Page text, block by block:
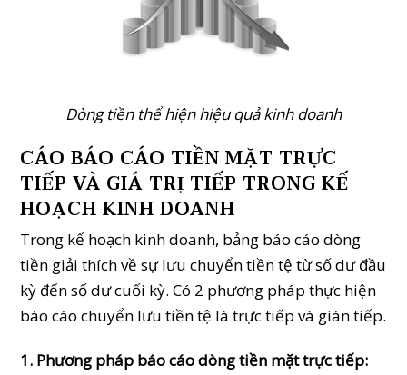
Dòng tiền thể hiện hiệu quả kinh doanh
CÁO BÁO CÁO TIỀN MẶT TRỰC
TIẾP VÀ GIÁ TRỊ TIẾP TRONG KẾ
HOẠCH KINH DOANH
Trong kế hoạch kinh doanh, bảng báo cáo dòng
tiền giải thích về sự lưu chuyển tiền tệ từ số dư đầu
kỳ đến số dư cuối kỳ. Có 2 phương pháp thực hiện
báo cáo chuyển lưu tiền tệ là trực tiếp và gián tiếp.
1. Phương pháp báo cáo dòng tiền mặt trực tiếp: